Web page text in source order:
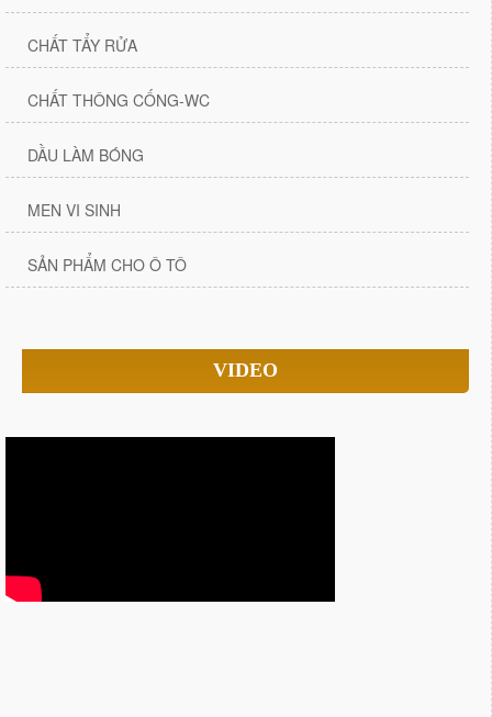
CHẤT TẨY RỬA
CHẤT THÔNG CỐNG-WC
DẦU LÀM BÓNG
MEN VI SINH
SẢN PHẨM CHO Ô TÔ
VIDEO